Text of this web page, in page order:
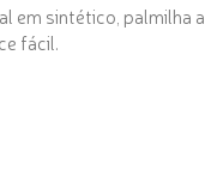
em sintético,
fácil.